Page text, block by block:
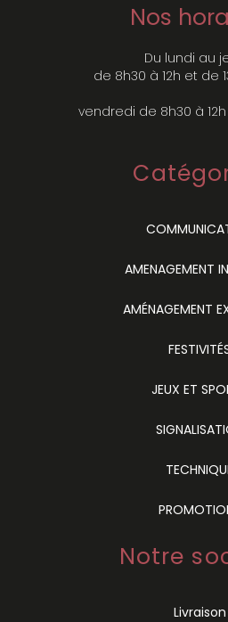
Nos
Du lundi au
de 8h30 à 12h et de
vendredi de 8h30 à 12h
AMENAGEMENT
AMÉNAGEMENT
JEUX ET
Notre
Livraison